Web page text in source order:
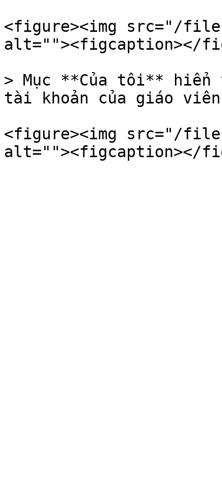
<figure><img src="/files/
alt=""><figcaption></
> Mục **Của tôi** hiển
tài khoản của giáo
<figure><img src="/files/